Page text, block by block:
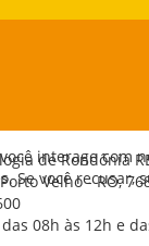
de Rondônia
Velho - RO,
08h às 12h e
interage
você